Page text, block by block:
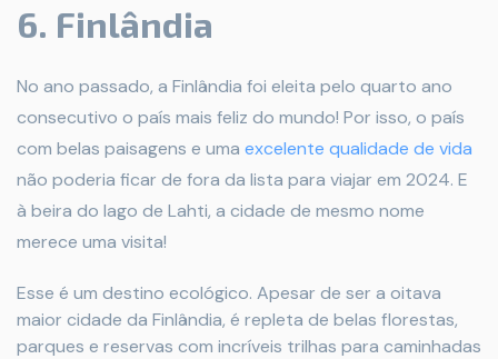
6. Finlândia
No ano passado, a Finlândia foi eleita pelo quarto ano
consecutivo o país mais feliz do mundo! Por isso, o país
com belas paisagens e uma excelente qualidade de vida
não poderia ficar de fora da lista para viajar em 2024. E
à beira do lago de Lahti, a cidade de mesmo nome
merece uma visita!
Esse é um destino ecológico. Apesar de ser a oitava
maior cidade da Finlândia, é repleta de belas florestas,
parques e reservas com incríveis trilhas para caminhadas